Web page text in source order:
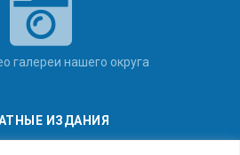
галереи нашего округа
ИЗДАНИЯ